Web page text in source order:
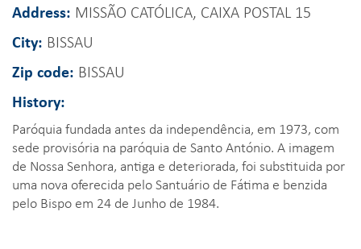
Address: MISSÃO CATÓLICA, CAIXA POSTAL 15
City: BISSAU
Zip code: BISSAU
History:
Paróquia fundada antes da independência, em 1973, com
sede provisória na paróquia de Santo António. A imagem
de Nossa Senhora, antiga e deteriorada, foi substituida por
uma nova oferecida pelo Santuário de Fátima e benzida
pelo Bispo em 24 de Junho de 1984.